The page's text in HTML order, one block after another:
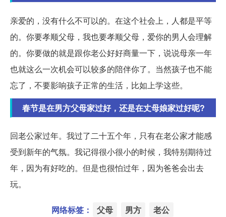
亲爱的，没有什么不可以的。在这个社会上，人都是平等
的。你要孝顺父母，我也要孝顺父母，爱你的男人会理解
的。你要做的就是跟你老公好好商量一下，说说母亲一年
也就这么一次机会可以较多的陪伴你了。当然孩子也不能
忘了，不要影响孩子正常的生活，比如上学这些。
春节是在男方父母家过好，还是在丈母娘家过好呢?
回老公家过年。我过了二十五个年，只有在老公家才能感
受到新年的气氛。我记得很小很小的时候，我特别期待过
年，因为有好吃的。但是也很怕过年，因为爸爸会出去
玩。
网络标签： 父母 男方 老公